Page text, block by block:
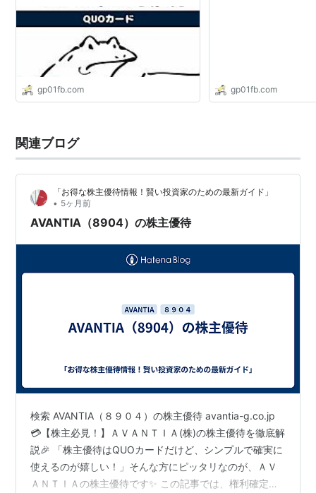
gp01fb.com gp01fb.com
関連ブログ
「お得な株主優待情報！賢い投資家のための最新ガイド」
• 5ヶ月前
AVANTIA（8904）の株主優待
検索 AVANTIA（８９０４）の株主優待 avantia-g.co.jp
💳【株主必見！】ＡＶＡＮＴＩＡ(株)の株主優待を徹底解
説🎉 「株主優待はQUOカードだけど、シンプルで確実に
使えるのが嬉しい！」そんな方にピッタリなのが、ＡＶ
ＡＮＴＩＡの株主優待です✨ この記事では、権利確定日